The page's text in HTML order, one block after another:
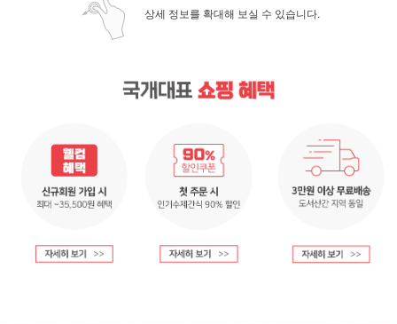
상세 정보를 확대해 보실 수 있습니다.